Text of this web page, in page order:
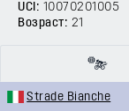
UCI: 10070201005
Возраст: 21
Strade Bianche